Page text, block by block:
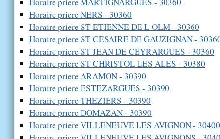
Horaire priere NERS - 30360
Horaire priere ST ETIENNE DE L OLM - 30360
Horaire priere ST CESAIRE DE GAUZIGNAN -
Horaire priere ST JEAN DE CEYRARGUES - 30360
Horaire priere ST CHRISTOL LES ALES - 30380
Horaire priere ARAMON - 30390
Horaire priere ESTEZARGUES - 30390
Horaire priere THEZIERS - 30390
Horaire priere DOMAZAN - 30390
Horaire priere VILLENEUVE LES AVIGNON - 30400